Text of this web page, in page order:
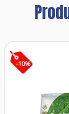
-10%